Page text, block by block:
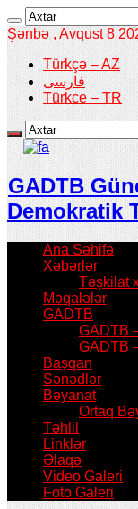
Şənbə , Avqust 8
Türkçə – AZ
فارسی
Türkce – TR
GADTB
Demokratik
Ana Səhifə
Xəbərlər
Təşkilat
Məqalələr
GADTB
GADTB
GADTB
Başqan
Sənədlər
Bəyanat
Ortaq
Təhlil
Linklər
Əlaqə
Video Galeri
Foto Galeri